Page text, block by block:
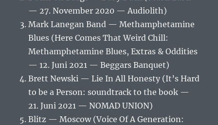
— 27. November 2020 — Audiolith)
Mark Lanegan Band — Methamphetamine
Blues (Here Comes That Weird Chill:
Methamphetamine Blues, Extras & Oddities
— 12. Juni 2021 — Beggars Banquet)
Brett Newski — Lie In All Honesty (It’s Hard
to be a Person: soundtrack to the book —
21. Juni 2021 — NOMAD UNION)
Blitz — Moscow (Voice Of A Generation: